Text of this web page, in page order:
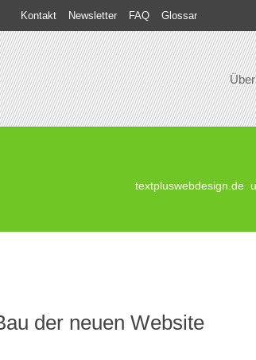
Kontakt Newsletter FAQ Glossar
textpluswebdesign.de
der neuen Website